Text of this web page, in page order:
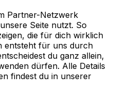
Partner-Netzwerk
Seite nutzt. So
die für dich wirklich
entsteht für uns durch
du ganz allein,
dürfen. Alle Details
findest du in unserer